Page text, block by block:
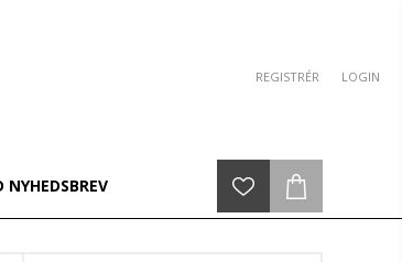
REGISTRÉR LOGIN
NYHEDSBREV